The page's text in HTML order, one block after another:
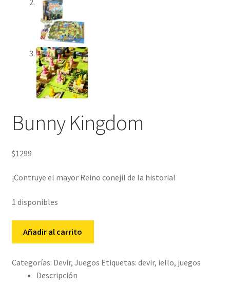
Bunny Kingdom
$1299
¡Contruye el mayor Reino conejil de la historia!
1 disponibles
Añadir al carrito
Categorías: Devir, Juegos Etiquetas: devir, iello, juegos
Descripción